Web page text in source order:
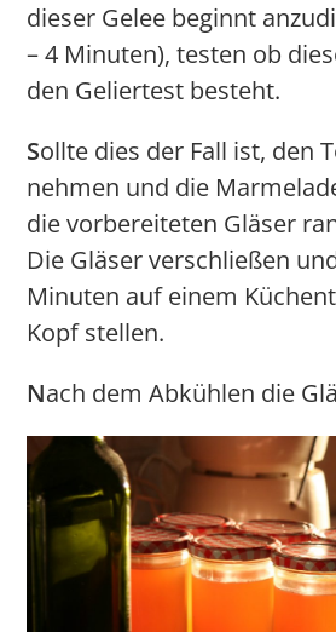
dieser Gelee beginnt
– 4 Minuten), testen ob
den Geliertest besteht.
Sollte dies der Fall ist, den
nehmen und die
die vorbereiteten Gläser
Die Gläser verschließen
Minuten auf einem
Kopf stellen.
Nach dem Abkühlen die